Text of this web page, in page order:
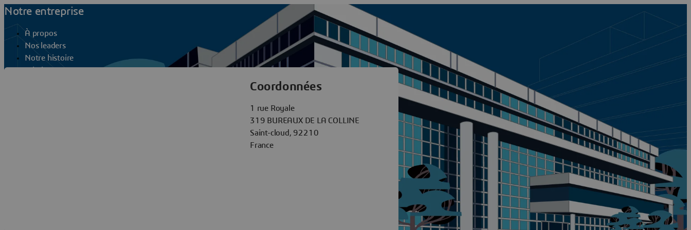
Notre entreprise
À propos
Nos leaders
Notre histoire
Dassault Systèmes Saint Cloud
Coordonnées
1 rue Royale
319 BUREAUX DE LA COLLINE
Saint-cloud, 92210
France